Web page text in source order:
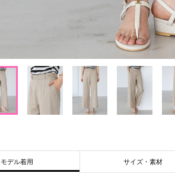
モデル着用 サイズ・素材